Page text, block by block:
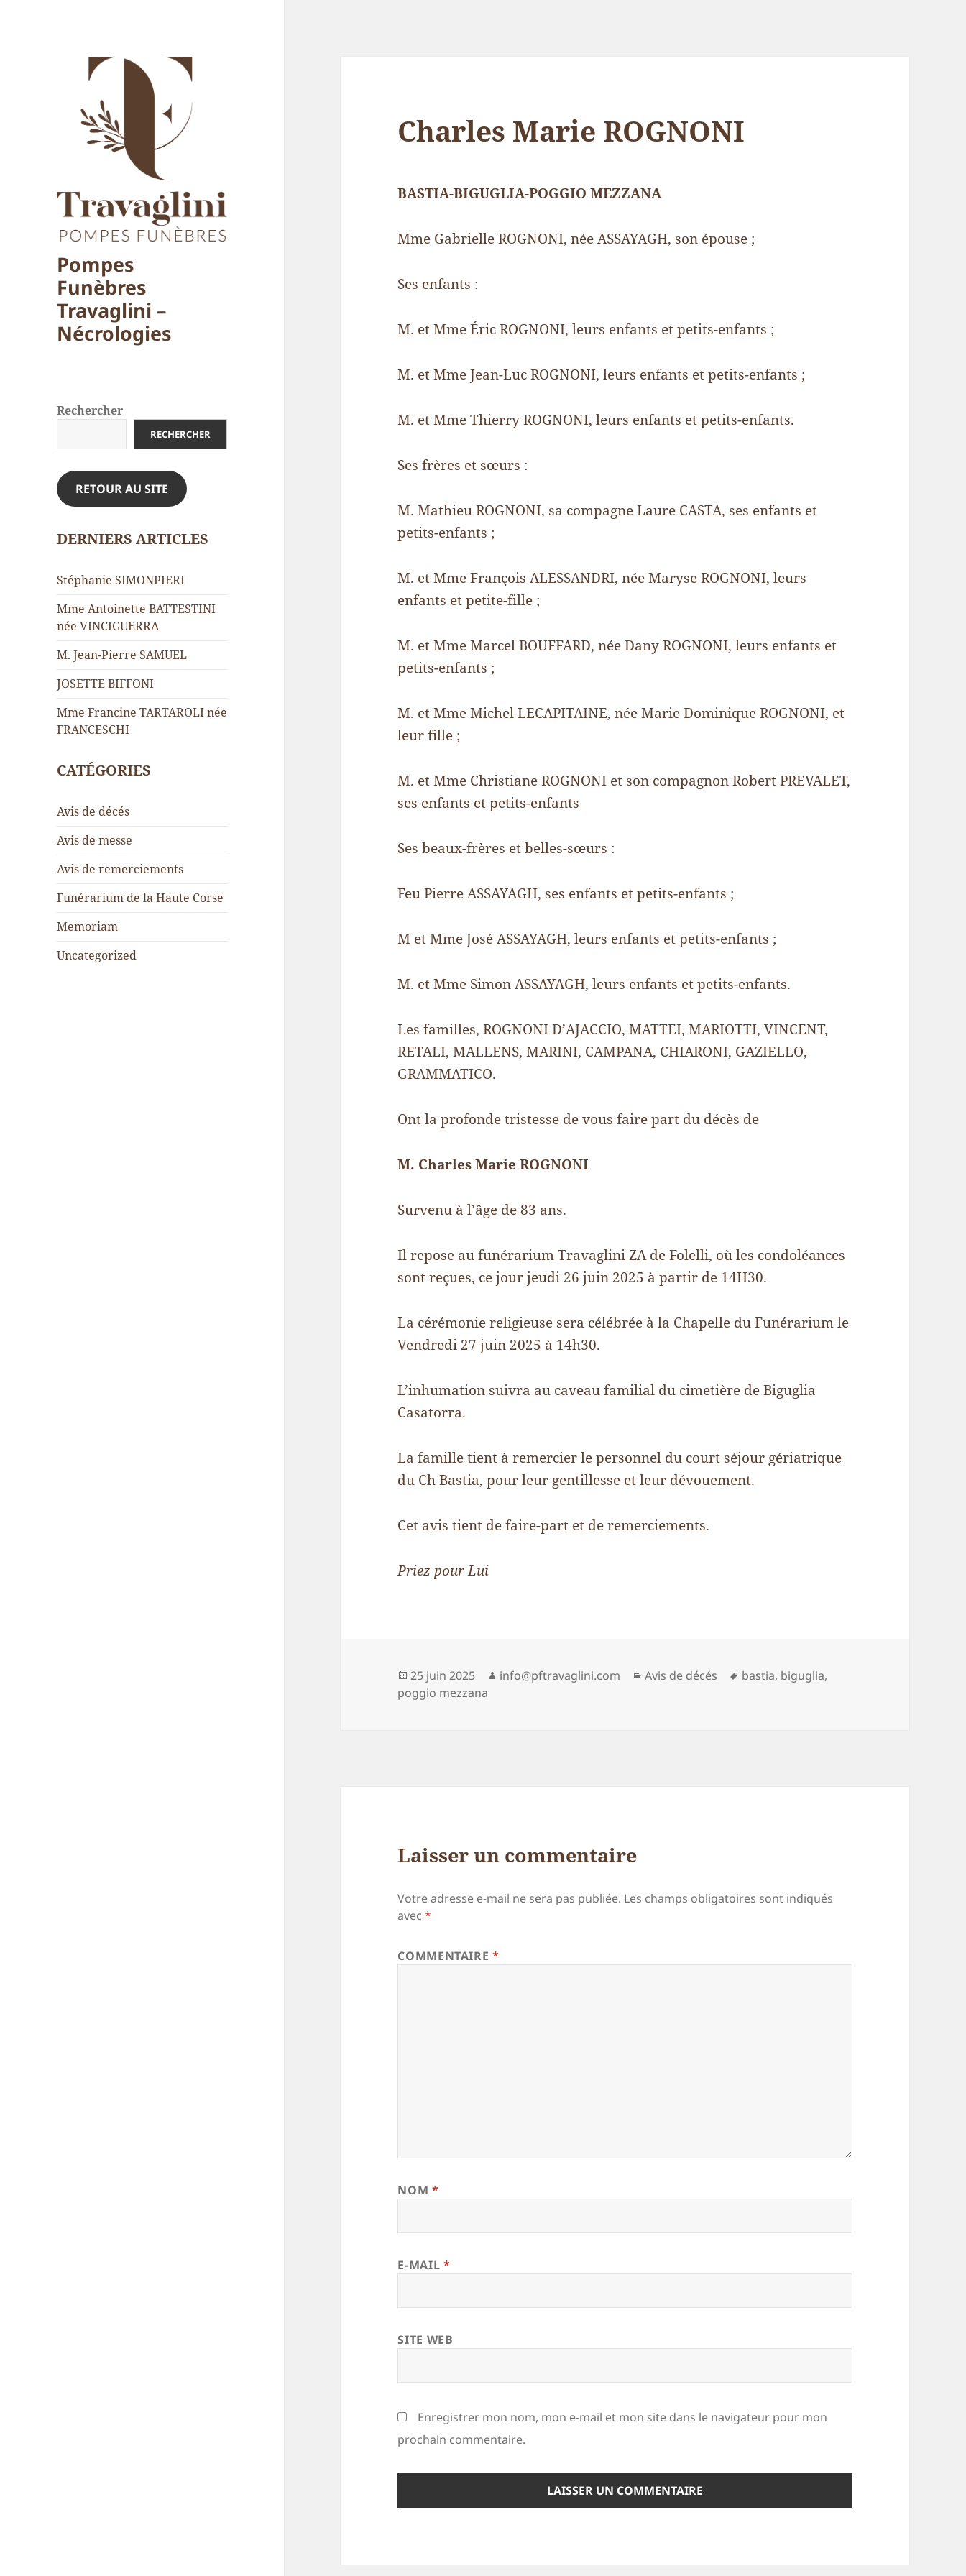
Pompes
Funèbres
Travaglini –
Nécrologies
Rechercher
RECHERCHER
RETOUR AU SITE
DERNIERS ARTICLES
Stéphanie SIMONPIERI
Mme Antoinette BATTESTINI
née VINCIGUERRA
M. Jean-Pierre SAMUEL
JOSETTE BIFFONI
Mme Francine TARTAROLI née
FRANCESCHI
CATÉGORIES
Avis de décés
Avis de messe
Avis de remerciements
Funérarium de la Haute Corse
Memoriam
Uncategorized
Charles Marie ROGNONI
BASTIA-BIGUGLIA-POGGIO MEZZANA
Mme Gabrielle ROGNONI, née ASSAYAGH, son épouse ;
Ses enfants :
M. et Mme Éric ROGNONI, leurs enfants et petits-enfants ;
M. et Mme Jean-Luc ROGNONI, leurs enfants et petits-enfants ;
M. et Mme Thierry ROGNONI, leurs enfants et petits-enfants.
Ses frères et sœurs :
M. Mathieu ROGNONI, sa compagne Laure CASTA, ses enfants et
petits-enfants ;
M. et Mme François ALESSANDRI, née Maryse ROGNONI, leurs
enfants et petite-fille ;
M. et Mme Marcel BOUFFARD, née Dany ROGNONI, leurs enfants et
petits-enfants ;
M. et Mme Michel LECAPITAINE, née Marie Dominique ROGNONI, et
leur fille ;
M. et Mme Christiane ROGNONI et son compagnon Robert PREVALET,
ses enfants et petits-enfants
Ses beaux-frères et belles-sœurs :
Feu Pierre ASSAYAGH, ses enfants et petits-enfants ;
M et Mme José ASSAYAGH, leurs enfants et petits-enfants ;
M. et Mme Simon ASSAYAGH, leurs enfants et petits-enfants.
Les familles, ROGNONI D’AJACCIO, MATTEI, MARIOTTI, VINCENT,
RETALI, MALLENS, MARINI, CAMPANA, CHIARONI, GAZIELLO,
GRAMMATICO.
Ont la profonde tristesse de vous faire part du décès de
M. Charles Marie ROGNONI
Survenu à l’âge de 83 ans.
Il repose au funérarium Travaglini ZA de Folelli, où les condoléances
sont reçues, ce jour jeudi 26 juin 2025 à partir de 14H30.
La cérémonie religieuse sera célébrée à la Chapelle du Funérarium le
Vendredi 27 juin 2025 à 14h30.
L’inhumation suivra au caveau familial du cimetière de Biguglia
Casatorra.
La famille tient à remercier le personnel du court séjour gériatrique
du Ch Bastia, pour leur gentillesse et leur dévouement.
Cet avis tient de faire-part et de remerciements.
Priez pour Lui
Publié
le
25 juin 2025 Auteur
info@pftravaglini.com Catégories
Avis de décés
Mots-
bastia, biguglia,
poggio mezzana
Laisser un commentaire
Votre adresse e-mail ne sera pas publiée. Les champs obligatoires sont indiqués
avec*
COMMENTAIRE*
NOM *
E-MAIL *
SITE WEB
Enregistrer mon nom, mon e-mail et mon site dans le navigateur pour mon
prochain commentaire.